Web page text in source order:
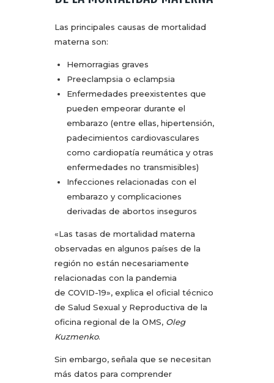
Las principales causas de mortalidad
materna son:
Hemorragias graves
Preeclampsia o eclampsia
Enfermedades preexistentes que
pueden empeorar durante el
embarazo (entre ellas, hipertensión,
padecimientos cardiovasculares
como cardiopatía reumática y otras
enfermedades no transmisibles)
Infecciones relacionadas con el
embarazo y complicaciones
derivadas de abortos inseguros
«Las tasas de mortalidad materna
observadas en algunos países de la
región no están necesariamente
relacionadas con la pandemia
de COVID-19», explica el oficial técnico
de Salud Sexual y Reproductiva de la
oficina regional de la OMS, Oleg
Kuzmenko.
Sin embargo, señala que se necesitan
más datos para comprender